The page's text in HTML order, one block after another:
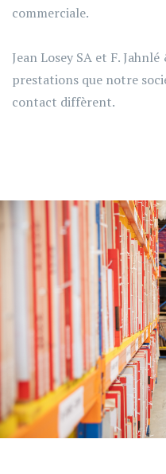
commerciale.
Jean Losey SA et F.
prestations que notre
contact diffèrent.